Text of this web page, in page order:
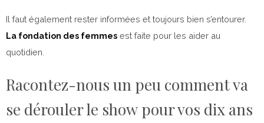
Il faut également rester informées et toujours bien s’entourer.
La fondation des femmes est faite pour les aider au
quotidien.
Racontez-nous un peu comment va
se dérouler le show pour vos dix ans